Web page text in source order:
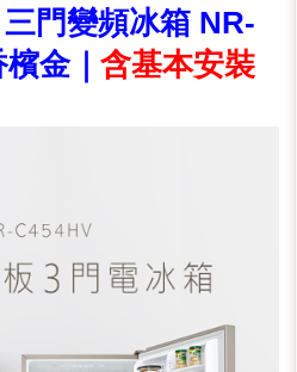
門變頻冰箱 NR-
金｜ 含基本安裝